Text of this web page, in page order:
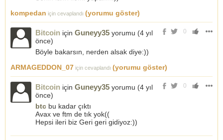
kompedan için cevaplandı (yorumu göster)
0
Bitcoin için Guneyy35 yorumu (4 yıl
önce)
Böyle bakarsın, nerden alsak diye:))
ARMAGEDDON_07 için cevaplandı (yorumu göster)
0
Bitcoin için Guneyy35 yorumu (4 yıl
önce)
btc bu kadar çıktı
Avax ve ftm de tık yok((
Hepsi ileri biz Geri geri gidiyoz:))